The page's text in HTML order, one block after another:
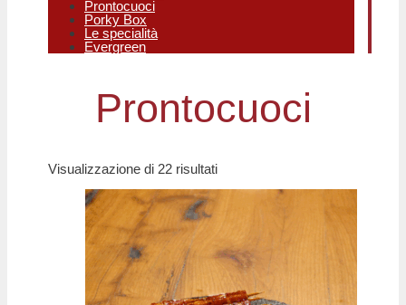
Prontocuoci
Porky Box
Le specialità
Evergreen
Prontocuoci
Visualizzazione di 22 risultati